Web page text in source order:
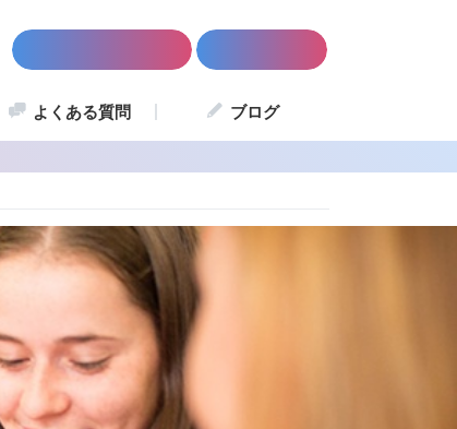
よくある質問 ブログ